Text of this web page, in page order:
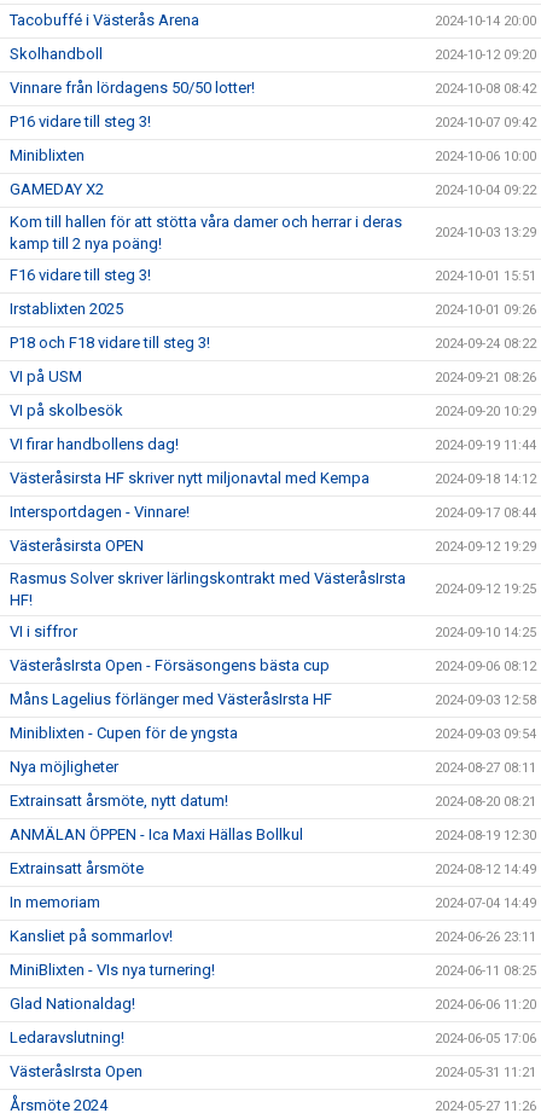
Tacobuffé i Västerås Arena 2024-10-14 20:00
Skolhandboll 2024-10-12 09:20
Vinnare från lördagens 50/50 lotter! 2024-10-08 08:42
P16 vidare till steg 3! 2024-10-07 09:42
Miniblixten 2024-10-06 10:00
GAMEDAY X2 2024-10-04 09:22
Kom till hallen för att stötta våra damer och herrar i deras
kamp till 2 nya poäng!
2024-10-03 13:29
F16 vidare till steg 3! 2024-10-01 15:51
Irstablixten 2025 2024-10-01 09:26
P18 och F18 vidare till steg 3! 2024-09-24 08:22
VI på USM 2024-09-21 08:26
VI på skolbesök 2024-09-20 10:29
VI firar handbollens dag! 2024-09-19 11:44
Västeråsirsta HF skriver nytt miljonavtal med Kempa 2024-09-18 14:12
Intersportdagen - Vinnare! 2024-09-17 08:44
Västeråsirsta OPEN 2024-09-12 19:29
Rasmus Solver skriver lärlingskontrakt med VästeråsIrsta
HF!
2024-09-12 19:25
VI i siffror 2024-09-10 14:25
VästeråsIrsta Open - Försäsongens bästa cup 2024-09-06 08:12
Måns Lagelius förlänger med VästeråsIrsta HF 2024-09-03 12:58
Miniblixten - Cupen för de yngsta 2024-09-03 09:54
Nya möjligheter 2024-08-27 08:11
Extrainsatt årsmöte, nytt datum! 2024-08-20 08:21
ANMÄLAN ÖPPEN - Ica Maxi Hällas Bollkul 2024-08-19 12:30
Extrainsatt årsmöte 2024-08-12 14:49
In memoriam 2024-07-04 14:49
Kansliet på sommarlov! 2024-06-26 23:11
MiniBlixten - VIs nya turnering! 2024-06-11 08:25
Glad Nationaldag! 2024-06-06 11:20
Ledaravslutning! 2024-06-05 17:06
VästeråsIrsta Open 2024-05-31 11:21
Årsmöte 2024 2024-05-27 11:26